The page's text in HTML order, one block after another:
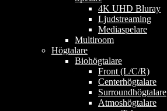
4K UHD Bluray
Ljudstreaming
Mediaspelare
Multiroom
Högtalare
Biohögtalare
Front (L/C/R)
Centerhögtalare
Surroundhögtalare
Atmoshögtalare